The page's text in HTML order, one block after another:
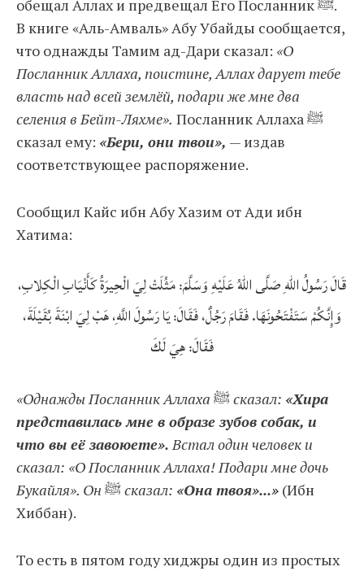
обещал Аллах и предвещал Его Посланник ﷺ.
В книге «Аль-Амваль» Абу Убайды сообщается,
что однажды Тамим ад-Дари сказал: «О
Посланник Аллаха, поистине, Аллах дарует тебе
власть над всей землёй, подари же мне два
селения в Бейт-Ляхме». Посланник Аллаха ﷺ
сказал ему: «Бери, они твои», — издав
соответствующее распоряжение.
Сообщил Кайс ибн Абу Хазим от Ади ибн
Хатима:
قَالَ رَسُولُ اللهِ صَلَّى اللهُ عَلَيْهِ وَسَلَّمَ: مَثُلَتْ لِيَ الْحِيرَةُ كَأَنْيَابِ الْكِلابِ،
وَإِنَّكُمْ سَتَفْتَحُونَهَا. فَقَامَ رَجُلٌ، فَقَالَ: يَا رَسُولَ اللَّهِ، هَبْ لِيَ ابْنَةَ بُقَيْلَةَ،
فَقَالَ: هِيَ لَكَ
«Однажды Посланник Аллаха ﷺсказал: «Хира
представилась мне в образе зубов собак, и
что вы её завоюете». Встал один человек и
сказал: «О Посланник Аллаха! Подари мне дочь
Букайля». Он ﷺсказал: «Она твоя»...» (Ибн
Хиббан).
То есть в пятом году хиджры один из простых